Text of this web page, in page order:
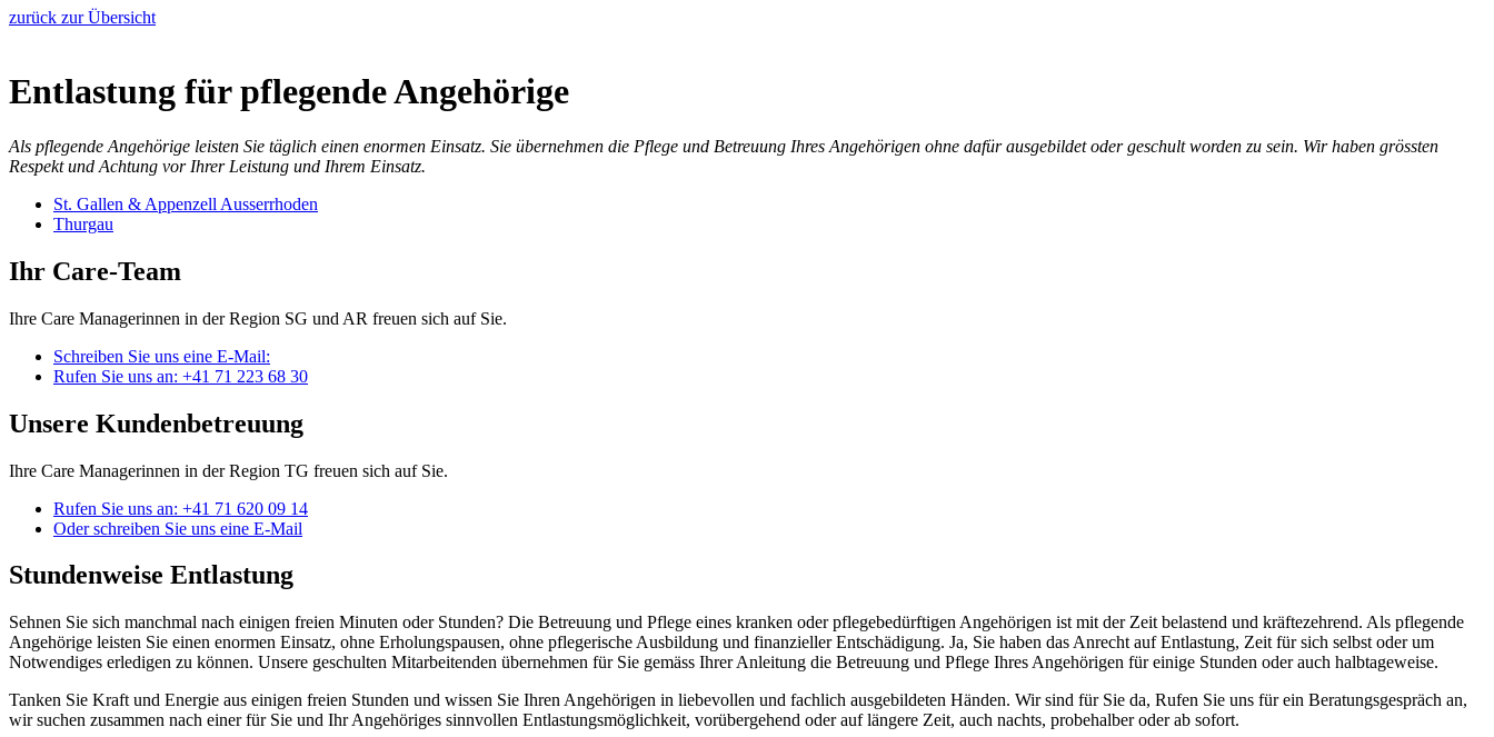
zurück zur Übersicht
Entlastung für pflegende Angehörige
Als pflegende Angehörige leisten Sie täglich einen enormen Einsatz. Sie übernehmen die Pflege und Betreuung Ihres Angehörigen ohne dafür ausgebildet oder geschult worden zu sein. Wir haben grössten
Respekt und Achtung vor Ihrer Leistung und Ihrem Einsatz.
St. Gallen & Appenzell Ausserrhoden
Thurgau
Ihr Care-Team
Ihre Care Managerinnen in der Region SG und AR freuen sich auf Sie.
Schreiben Sie uns eine E-Mail:
Rufen Sie uns an: +41 71 223 68 30
Unsere Kundenbetreuung
Ihre Care Managerinnen in der Region TG freuen sich auf Sie.
Rufen Sie uns an: +41 71 620 09 14
Oder schreiben Sie uns eine E-Mail
Stundenweise Entlastung
Sehnen Sie sich manchmal nach einigen freien Minuten oder Stunden? Die Betreuung und Pflege eines kranken oder pflegebedürftigen Angehörigen ist mit der Zeit belastend und kräftezehrend. Als pflegende
Angehörige leisten Sie einen enormen Einsatz, ohne Erholungspausen, ohne pflegerische Ausbildung und finanzieller Entschädigung. Ja, Sie haben das Anrecht auf Entlastung, Zeit für sich selbst oder um
Notwendiges erledigen zu können. Unsere geschulten Mitarbeitenden übernehmen für Sie gemäss Ihrer Anleitung die Betreuung und Pflege Ihres Angehörigen für einige Stunden oder auch halbtageweise.
Tanken Sie Kraft und Energie aus einigen freien Stunden und wissen Sie Ihren Angehörigen in liebevollen und fachlich ausgebildeten Händen. Wir sind für Sie da, Rufen Sie uns für ein Beratungsgespräch an,
wir suchen zusammen nach einer für Sie und Ihr Angehöriges sinnvollen Entlastungsmöglichkeit, vorübergehend oder auf längere Zeit, auch nachts, probehalber oder ab sofort.